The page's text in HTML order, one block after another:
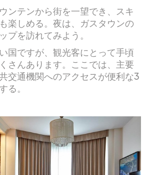
ンテンから街を一望でき、スキ
楽しめる。夜は、ガスタウンの
プを訪れてみよう。
国ですが、観光客にとって手頃
さんあります。ここでは、主要
交通機関へのアクセスが便利な3
る。